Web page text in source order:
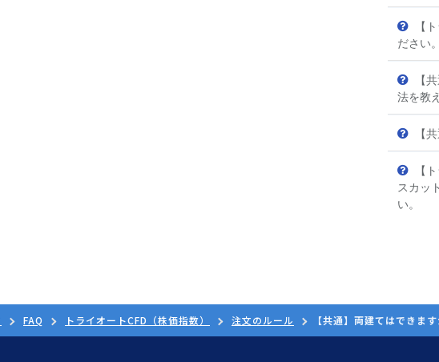
【
ださい。
【
法を教
【
【
スカッ
い。
FAQ トライオートCFD（株価指数） 注文のルール 【共通】両建てはできます